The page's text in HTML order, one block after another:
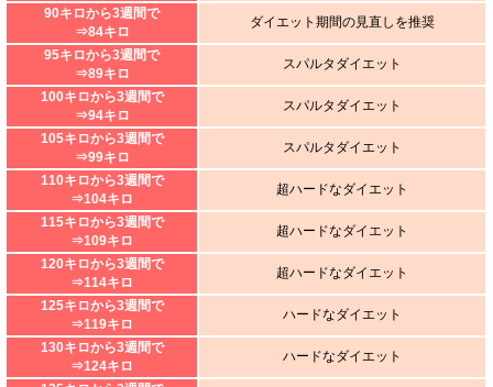
90キロから3週間で
⇒84キロ
ダイエット期間の見直しを推奨
95キロから3週間で
⇒89キロ
スパルタダイエット
100キロから3週間で
⇒94キロ
スパルタダイエット
105キロから3週間で
⇒99キロ
スパルタダイエット
110キロから3週間で
⇒104キロ
超ハードなダイエット
115キロから3週間で
⇒109キロ
超ハードなダイエット
120キロから3週間で
⇒114キロ
超ハードなダイエット
125キロから3週間で
⇒119キロ
ハードなダイエット
130キロから3週間で
⇒124キロ
ハードなダイエット